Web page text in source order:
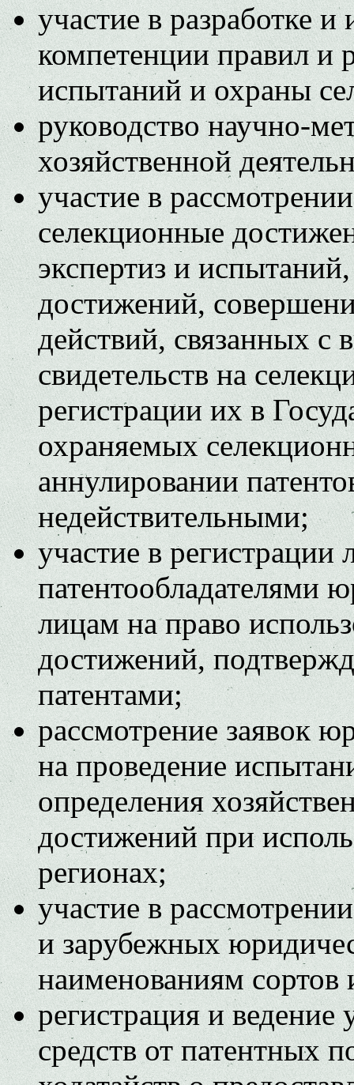
участие в разработке
компетенции правил и
испытаний и охраны
руководство научно-
хозяйственной
участие в
селекционные
экспертиз и
достижений,
действий, связанных с
свидетельств на
регистрации их в
охраняемых
аннулировании
недействительными;
участие в
патентообладателями
лицам на право
достижений,
патентами;
рассмотрение заявок
на проведение
определения
достижений при
регионах;
участие в
и зарубежных
наименованиям сортов
регистрация и
средств от патентных